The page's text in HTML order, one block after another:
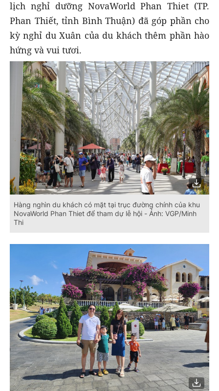
lịch nghỉ dưỡng NovaWorld Phan Thiet (TP.
Phan Thiết, tỉnh Bình Thuận) đã góp phần cho
kỳ nghỉ du Xuân của du khách thêm phần hào
hứng và vui tươi.
Hàng nghìn du khách có mặt tại trục đường chính của khu
NovaWorld Phan Thiet để tham dự lễ hội - Ảnh: VGP/Minh
Thi